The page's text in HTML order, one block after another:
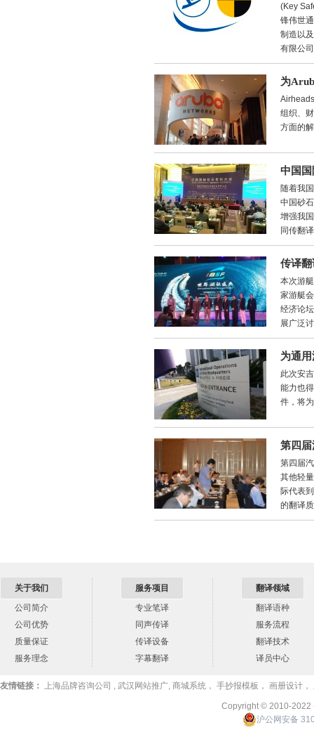
(Key
锋伟世
制造以
有限公
为
组织、
方面的
中国
随着我
中国砂
增强我
同传翻
传译
本次游
家游艇
经济论
展广泛
为通
此次安
能力也
件，将
第四
第四届
其他轻
际代表
的翻译
关于我们
公司简介
公司优势
质量保证
服务理念
服务项目
专业笔译
同声传译
传译设备
字幕翻译
翻译领域
翻译语种
服务流程
翻译技术
译员中心
友情链接： 上海品牌咨询公司 , 武汉网站推广, 商城系统 ， 手抄报模板 ， 画册设计 ，
Copyright © 2010-
沪公网安备